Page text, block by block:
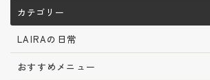
カテゴリー
LAIRAの日常
おすすめメニュー